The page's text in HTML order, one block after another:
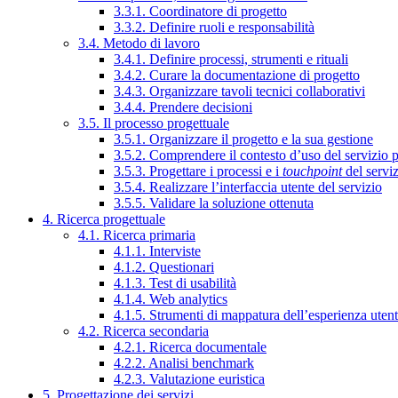
3.3.1. Coordinatore di progetto
3.3.2. Definire ruoli e responsabilità
3.4. Metodo di lavoro
3.4.1. Definire processi, strumenti e rituali
3.4.2. Curare la documentazione di progetto
3.4.3. Organizzare tavoli tecnici collaborativi
3.4.4. Prendere decisioni
3.5. Il processo progettuale
3.5.1. Organizzare il progetto e la sua gestione
3.5.2. Comprendere il contesto d’uso del servizio
3.5.3. Progettare i processi e i touchpointdel
3.5.4. Realizzare l’interfaccia utente del servizio
3.5.5. Validare la soluzione ottenuta
4. Ricerca progettuale
4.1. Ricerca primaria
4.1.1. Interviste
4.1.2. Questionari
4.1.3. Test di usabilità
4.1.4. Web analytics
4.1.5. Strumenti di mappatura dell’esperienza
4.2. Ricerca secondaria
4.2.1. Ricerca documentale
4.2.2. Analisi benchmark
4.2.3. Valutazione euristica
5. Progettazione dei servizi